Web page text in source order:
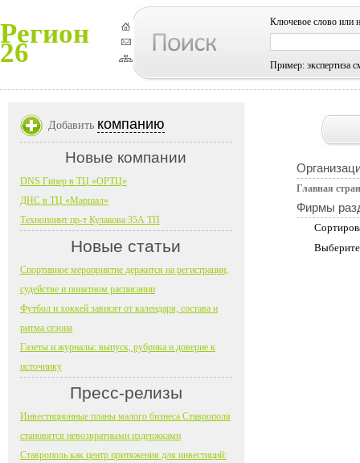
Регион
26
Ключевое слово или
Пример: экспертиза
Главная
Фирмы
Добавить компанию
Новые компании
DNS Гипер в ТЦ «ОРТЦ»
ДНС в ТЦ «Маршал»
Технопоинт пр-т Кулакова 35А ТП
Новые статьи
Спортивное мероприятие держится на регистрации,
судействе и понятном расписании
Футбол и хоккей зависят от календаря, состава и
ритма сезона
Газеты и журналы: выпуск, рубрика и доверие к
источнику
Пресс-релизы
Инвестиционные планы малого бизнеса Ставрополя
становятся невозвратными издержками
Ставрополь как центр притяжения для инвестиций: